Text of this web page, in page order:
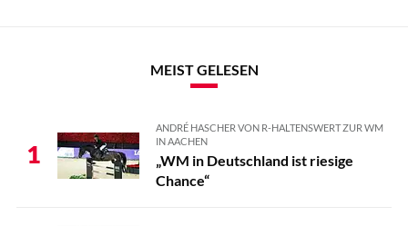
MEIST GELESEN
1
ANDRÉ HASCHER VON R-HALTENSWERT ZUR WM
IN AACHEN
„WM in Deutschland ist riesige
Chance“